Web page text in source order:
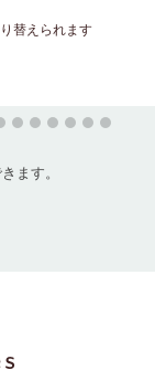
替えられます
ます。